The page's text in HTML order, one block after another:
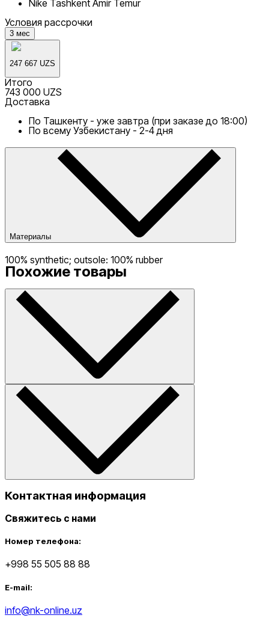
Nike Tashkent Amir Temur
Условия рассрочки
3 мес
247 667 UZS
Итого
743 000 UZS
Доставка
По Ташкенту - уже завтра (при заказе до 18:00)
По всему Узбекистану - 2-4 дня
Материалы
100% synthetic; outsole: 100% rubber
Похожие товары
Контактная информация
Свяжитесь с нами
Номер телефона:
+998 55 505 88 88
E-mail:
info@nk-online.uz